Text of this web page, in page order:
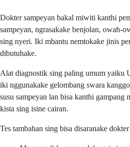
Dokter sampeyan bakal miwiti kanthi
sampeyan, ngrasakake benjolan, owah-
sing nyeri. Iki mbantu nemtokake jinis
dibutuhake.
Alat diagnostik sing paling umum yaiku
iki nggunakake gelombang swara
susu sampeyan lan bisa kanthi gampang
kista sing isine cairan.
Tes tambahan sing bisa disaranake